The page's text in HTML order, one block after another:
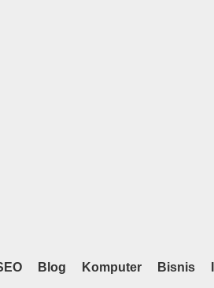
Blog Komputer Bisnis